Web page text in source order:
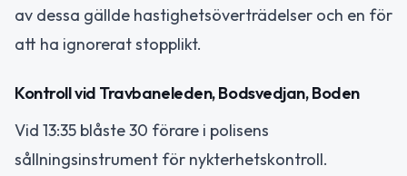
av dessa gällde hastighetsöverträdelser och en för
att ha ignorerat stopplikt.
Kontroll vid Travbaneleden, Bodsvedjan, Boden
Vid 13:35 blåste 30 förare i polisens
sållningsinstrument för nykterhetskontroll.